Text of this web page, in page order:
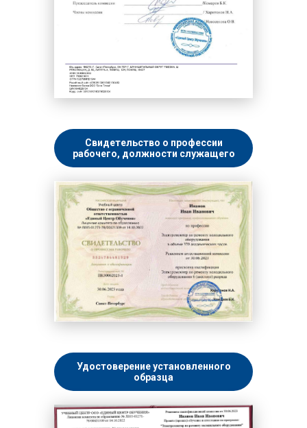
Свидетельство о профессии
рабочего, должности служащего
Удостоверение установленного
образца